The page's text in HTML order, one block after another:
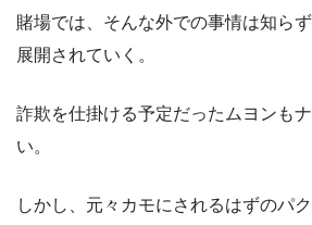
賭場では、そんな外での事情は知ら
展開されていく。
詐欺を仕掛ける予定だったムヨンも
い。
しかし、元々カモにされるはずのパ